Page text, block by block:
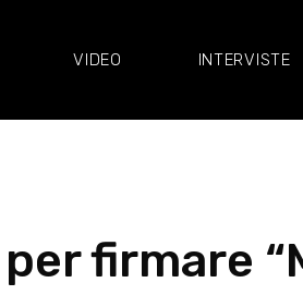
VIDEO INTERVISTE
firmare